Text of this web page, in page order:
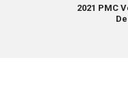
2021 PMC